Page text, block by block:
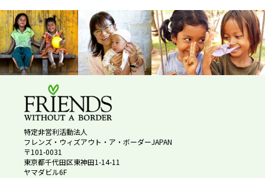
特定非営利活動法人
フレンズ・ウィズアウト・ア・ボーダーJAPAN
〒101-0031
東京都千代田区東神田1-14-11
ヤマダビル6F